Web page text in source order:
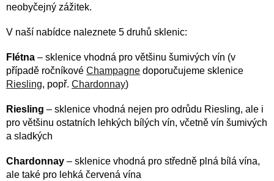
neobyčejný zážitek.
V naší nabídce naleznete 5 druhů sklenic:
Flétna – sklenice vhodná pro většinu šumivých vín (v
případě ročníkové Champagne doporučujeme sklenice
Riesling, popř. Chardonnay)
Riesling – sklenice vhodná nejen pro odrůdu Riesling, ale i
pro většinu ostatních lehkých bílých vín, včetně vín šumivých
a sladkých
Chardonnay – sklenice vhodná pro středně plná bílá vína,
ale také pro lehká červená vína